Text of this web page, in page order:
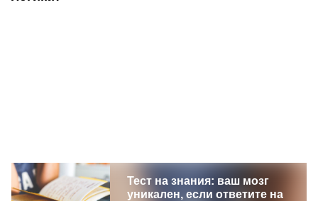
Тест на знания: ваш мозг
уникален, если ответите на